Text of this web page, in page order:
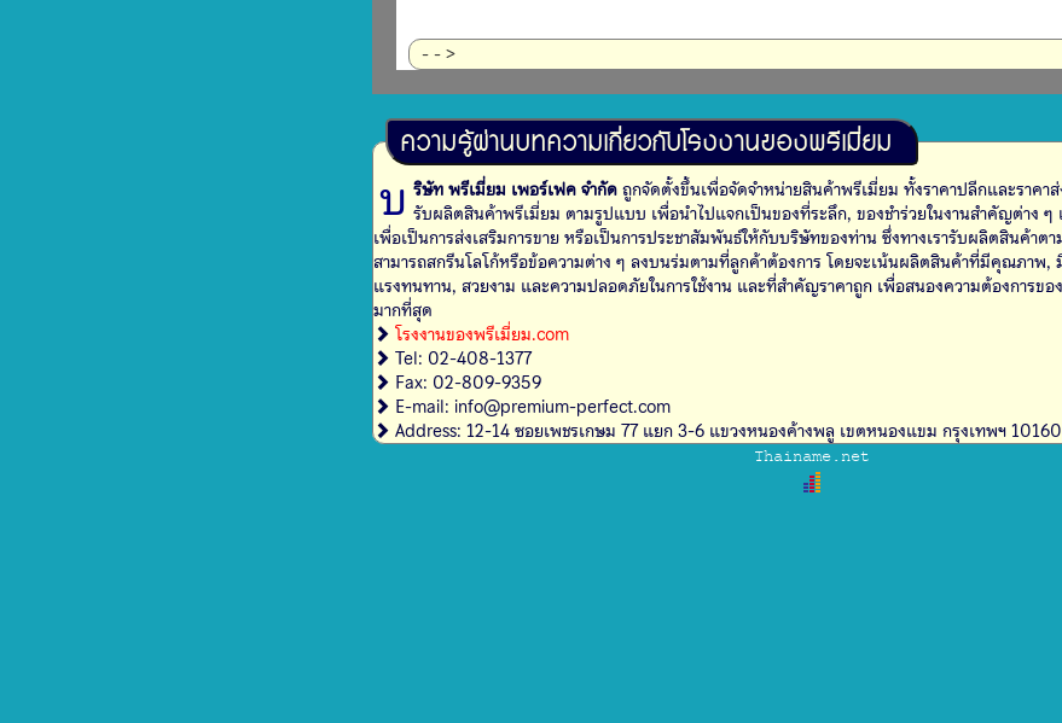
- - >
ความรู้ผ่านบทความเกี่ยวกับโรงงานของพรีเมี่ยม
บ ริษัท พรีเมี่ยม เพอร์เฟค จำกัด
รับผลิตสินค้าพรีเมี่ยม ตามรูปแบบ เพื่อนำไปแจกเป็นของที่ระลึก, ของชำร่วยในงานสำคัญต่าง ๆ เป็นของแถม
เพื่อเป็นการส่งเสริมการขาย หรือเป็นการประชาสัมพันธ์ให้กับบริษัทของท่าน ซึ่งทางเรารับผลิตสินค้าตามรูปแบบและ
สามารถสกรีนโลโก้หรือข้อความต่าง ๆ ลงบนร่มตามที่ลูกค้าต้องการ โดยจะเน้นผลิตสินค้าที่มีคุณภาพ, มีความแข็ง
แรงทนทาน, สวยงาม และความปลอดภัยในการใช้งาน และที่สำคัญราคาถูก เพื่อสนองความต้องการของลูกค้าให้ได้
มากที่สุด
โรงงานของพรีเมี่ยม.com
Tel: 02-408-1377
Fax: 02-809-9359
E-mail: info@premium-perfect.com
Address: 12-14 ซอยเพชรเกษม 77 แยก 3-6 แขวงหนองค้างพลู เขตหนองแขม กรุงเทพฯ 10160
Thainame.net